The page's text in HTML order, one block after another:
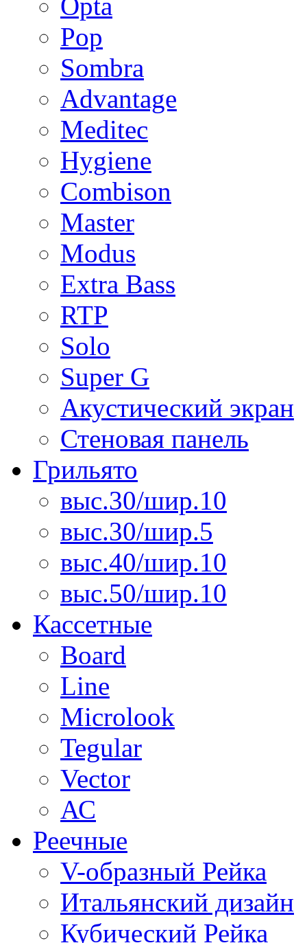
Pop
Sombra
Advantage
Meditec
Hygiene
Combison
Master
Modus
Extra Bass
RTP
Solo
Super G
Акустический экран
Стеновая панель
Грильято
выс.30/шир.10
выс.30/шир.5
выс.40/шир.10
выс.50/шир.10
Кассетные
Board
Line
Microlook
Tegular
Vector
АС
Реечные
V-образный Рейка
Итальянский дизайн
Кубический Рейка